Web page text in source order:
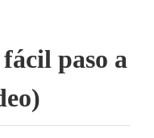
paso a